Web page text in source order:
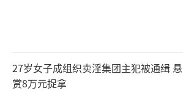
27岁女子成组织卖淫集团主犯被通缉 悬
赏8万元捉拿